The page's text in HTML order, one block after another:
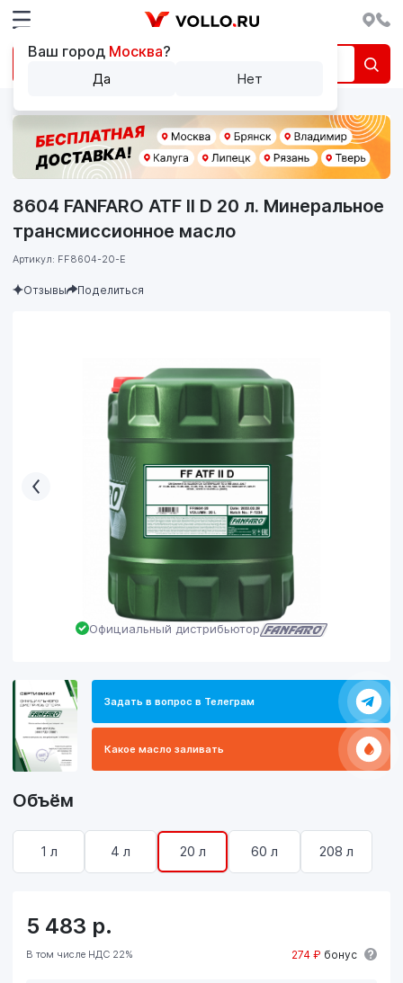
Официальный дистрибьютор
Задать в вопрос в Телеграм
Какое масло заливать
8604 FANFARO ATF II D 20 л. Минеральное
трансмиссионное масло
Артикул: FF8604-20-E
Отзывы Поделиться
Объём
1 л 4 л 20 л 60 л 208 л
5 483 р.
В том числе НДС 22% 274 ₽ бонус
Ваш город Москва?
Да Нет